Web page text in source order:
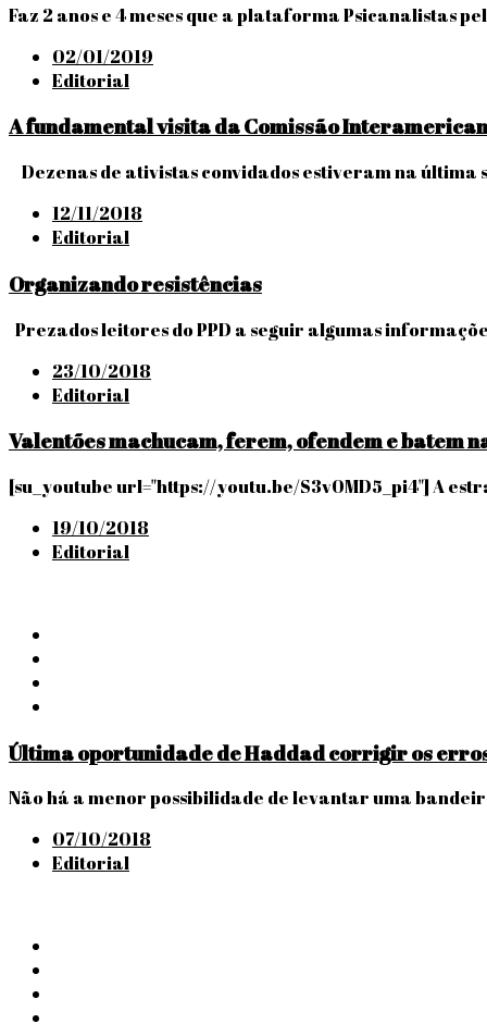
Faz 2 anos e 4 meses que a plataforma Psicanalistas
Posted
on
02/01/2019
Editorial
A fundamental visita da Comissão
Dezenas de ativistas convidados estiveram na
Posted
on
12/11/2018
Editorial
Organizando resistências
Prezados leitores do PPD a seguir algumas
Posted
on
23/10/2018
Editorial
Valentões machucam, ferem, ofendem e batem
[su_youtube url="https://youtu.be/S3v0MD5_pi4"] A
Posted
on
19/10/2018
Editorial
Última oportunidade de Haddad corrigir os
Não há a menor possibilidade de levantar uma
Posted
on
07/10/2018
Editorial